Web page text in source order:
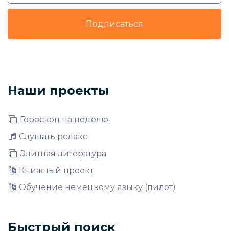
Подписаться
Наши проекты
Гороскоп на неделю
Слушать релакс
Элитная литература
Книжный проект
Обучение немецкому языку (пилот)
Быстрый поиск